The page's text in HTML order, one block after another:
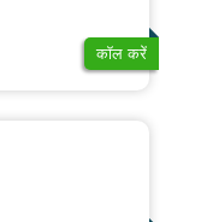
कॉल करें